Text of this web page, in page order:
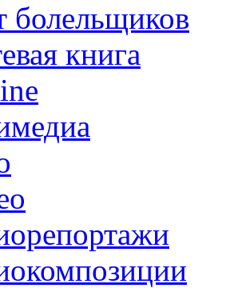
болельщиков
книга